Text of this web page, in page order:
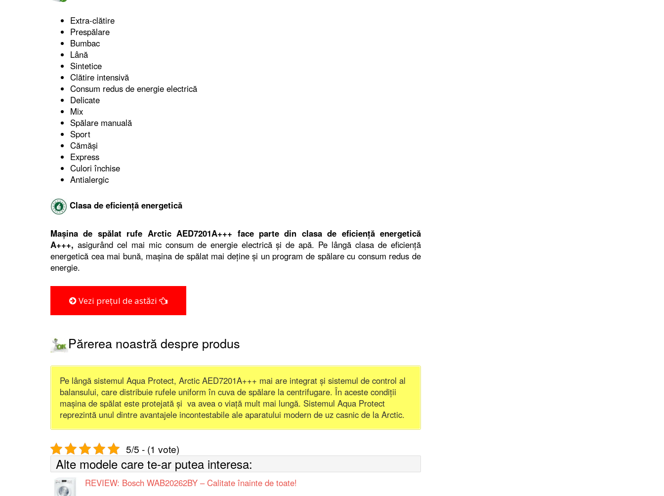
Extra-clătire
Prespălare
Bumbac
Lână
Sintetice
Clătire intensivă
Consum redus de energie electrică
Delicate
Mix
Spălare manuală
Sport
Cămăși
Express
Culori închise
Antialergic
Clasa de eficiență energetică
Mașina de spălat rufe Arctic AED7201A+++ face parte din clasa de eficiență energetică
A+++, asigurând cel mai mic consum de energie electrică și de apă. Pe lângă clasa de eficiență
energetică cea mai bună, mașina de spălat mai deține și un program de spălare cu consum redus de
energie.
Vezi prețul de astăzi
Părerea noastră despre produs
Pe lângă sistemul Aqua Protect, Arctic AED7201A+++ mai are integrat și sistemul de control al
balansului, care distribuie rufele uniform în cuva de spălare la centrifugare. În aceste condiții
mașina de spălat este protejată și va avea o viață mult mai lungă. Sistemul Aqua Protect
reprezintă unul dintre avantajele incontestabile ale aparatului modern de uz casnic de la Arctic.
5/5 - (1 vote)
Alte modele care te-ar putea interesa:
REVIEW: Bosch WAB20262BY – Calitate înainte de toate!